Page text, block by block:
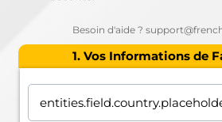
Besoin d'aide ?
1. Vos Informations de